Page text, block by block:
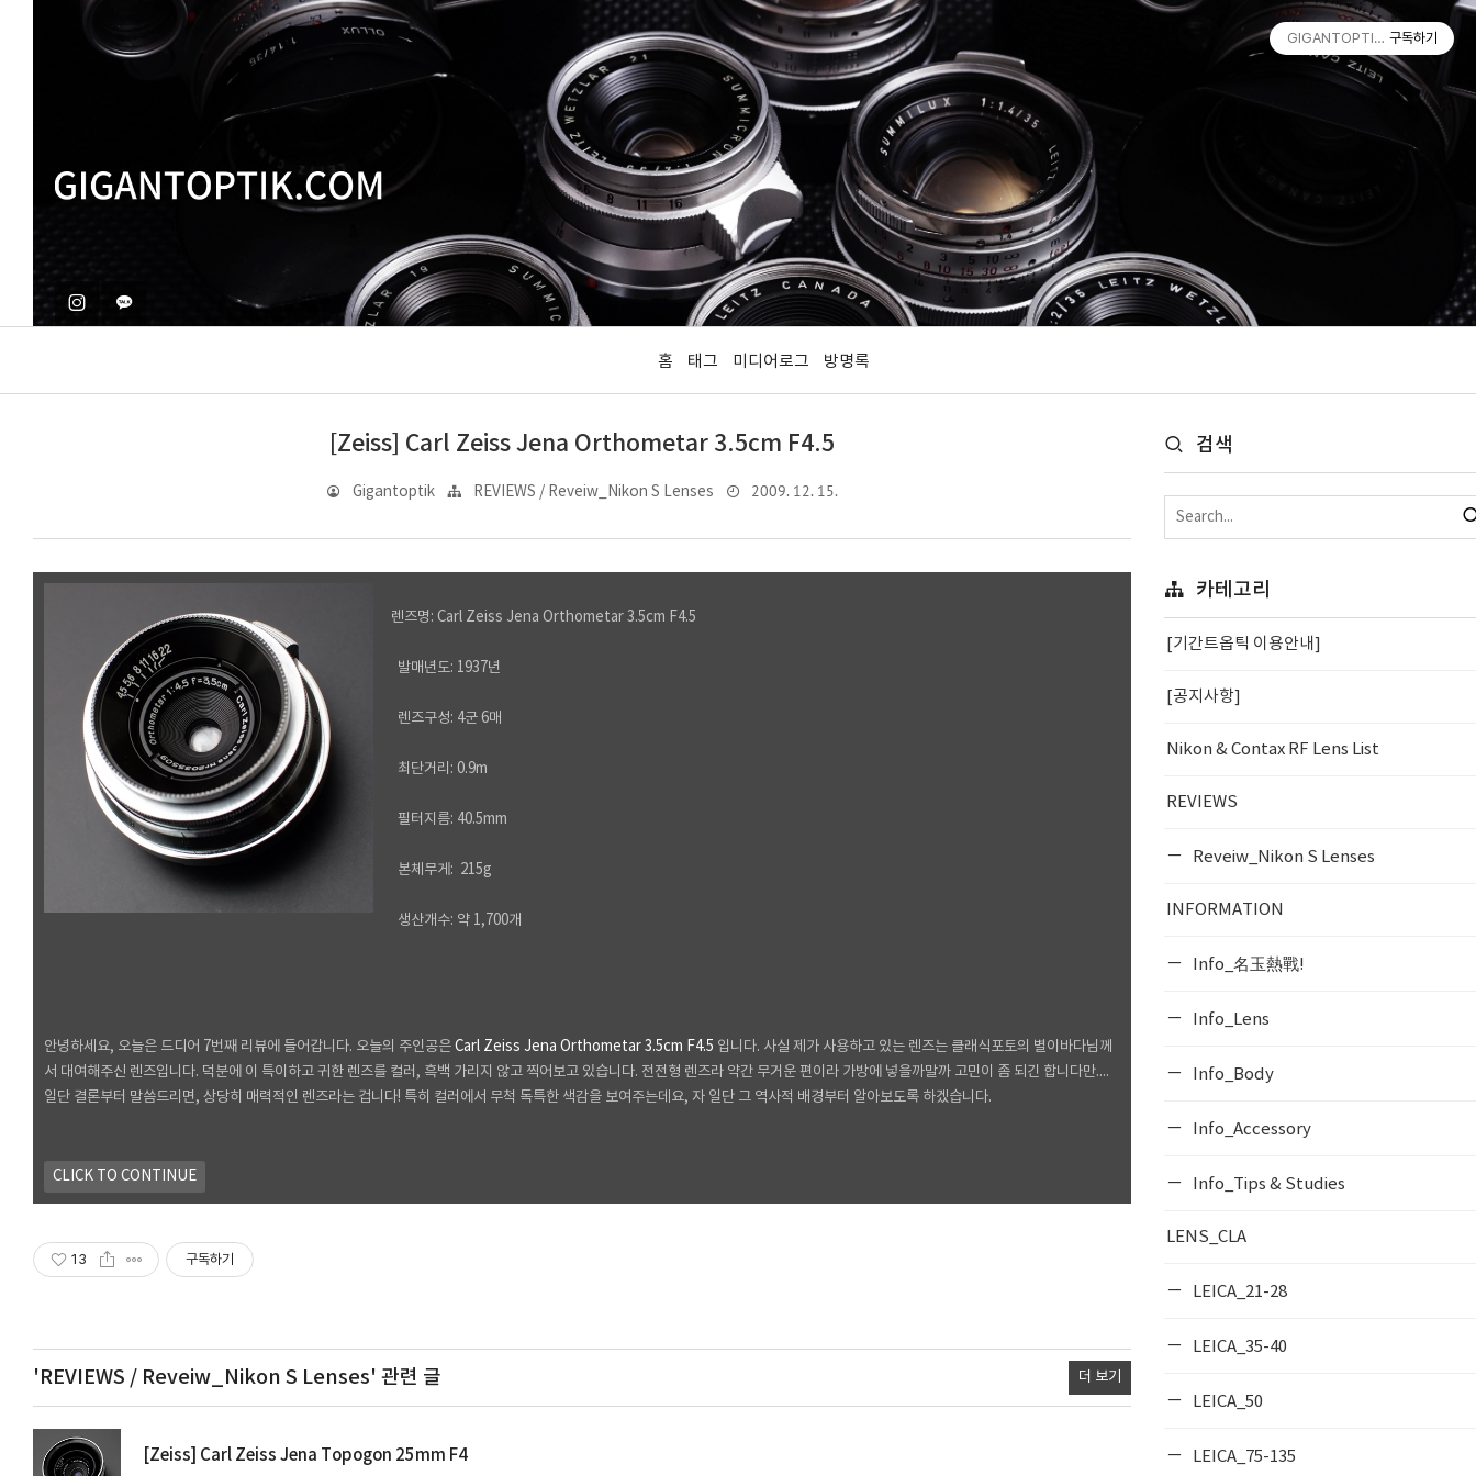
홈 태그 미디어로그 방명록
[Zeiss] Carl Zeiss Jena Orthometar 3.5cm F4.5
Gigantoptik REVIEWS / Reveiw_Nikon S Lenses 2009. 12. 15.
렌즈명: Carl Zeiss Jena Orthometar 3.5cm F4.5
발매년도: 1937년
렌즈구성: 4군 6매
최단거리: 0.9m
필터지름: 40.5mm
본체무게: 215g
생산개수: 약 1,700개
안녕하세요, 오늘은 드디어 7번째 리뷰에 들어갑니다. 오늘의 주인공은Carl Zeiss Jena Orthometar3.5cm F4.5 입니다. 사실 제가 사용하고 있는 렌즈는 클래식포토의 별이바다님께
서 대여해주신 렌즈입니다. 덕분에 이 특이하고 귀한 렌즈를 컬러, 흑백 가리지 않고 찍어보고 있습니다. 전전형 렌즈라 약간 무거운 편이라 가방에 넣을까말까 고민이 좀 되긴 합니다만....
일단 결론부터 말씀드리면, 상당히 매력적인 렌즈라는 겁니다! 특히 컬러에서 무척 독특한 색감을 보여주는데요, 자 일단 그 역사적 배경부터 알아보도록 하겠습니다.
CLICK TO CONTINUE
13 구독하기
'REVIEWS / Reveiw_Nikon S Lenses' 관련 글 더 보기
[Zeiss] Carl Zeiss Jena Topogon 25mm F4
검색
카테고리
[기간트옵틱 이용안내]
[공지사항]
Nikon & Contax RF Lens List
REVIEWS
Reveiw_Nikon S Lenses
INFORMATION
Info_名玉熱戰!
Info_Lens
Info_Body
Info_Accessory
Info_Tips & Studies
LENS_CLA
LEICA_21-28
LEICA_35-40
LEICA_50
LEICA_75-135
GIGANTOPTIK.COM by
구독하기